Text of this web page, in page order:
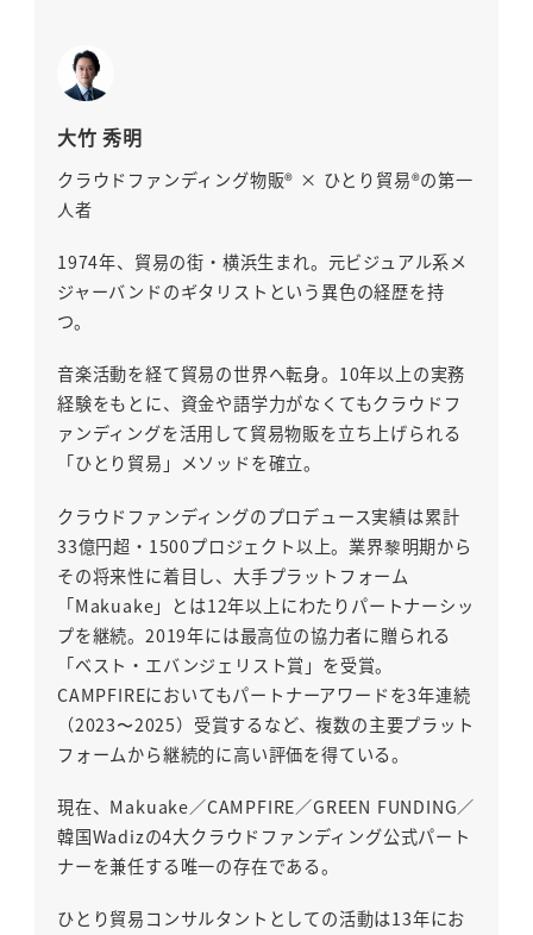
大竹 秀明
クラウドファンディング物販® × ひとり貿易®の第一
人者
1974年、貿易の街・横浜生まれ。元ビジュアル系メ
ジャーバンドのギタリストという異色の経歴を持
つ。
音楽活動を経て貿易の世界へ転身。10年以上の実務
経験をもとに、資金や語学力がなくてもクラウドフ
ァンディングを活用して貿易物販を立ち上げられる
「ひとり貿易」メソッドを確立。
クラウドファンディングのプロデュース実績は累計
33億円超・1500プロジェクト以上。業界黎明期から
その将来性に着目し、大手プラットフォーム
「Makuake」とは12年以上にわたりパートナーシッ
プを継続。2019年には最高位の協力者に贈られる
「ベスト・エバンジェリスト賞」を受賞。
CAMPFIREにおいてもパートナーアワードを3年連続
（2023〜2025）受賞するなど、複数の主要プラット
フォームから継続的に高い評価を得ている。
現在、Makuake／CAMPFIRE／GREEN FUNDING／
韓国Wadizの4大クラウドファンディング公式パート
ナーを兼任する唯一の存在である。
ひとり貿易コンサルタントとしての活動は13年にお